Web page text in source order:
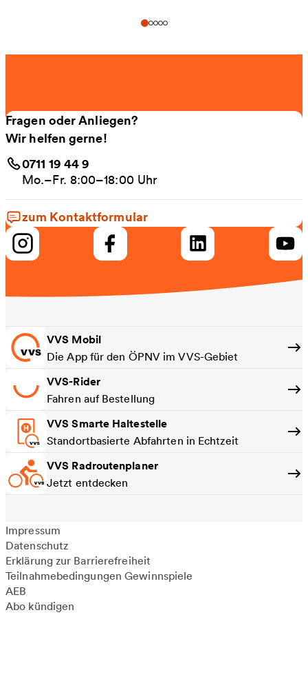
Fragen oder Anliegen?
Wir helfen gerne!
0711 19 44 9
Mo.–Fr. 8:00–18:00 Uhr
zum Kontaktformular
VVS Mobil
Die App für den ÖPNV im VVS-Gebiet
VVS-Rider
Fahren auf Bestellung
VVS Smarte Haltestelle
Standortbasierte Abfahrten in Echtzeit
VVS Radroutenplaner
Jetzt entdecken
Impressum
Datenschutz
Erklärung zur Barrierefreiheit
Teilnahmebedingungen Gewinnspiele
AEB
Abo kündigen